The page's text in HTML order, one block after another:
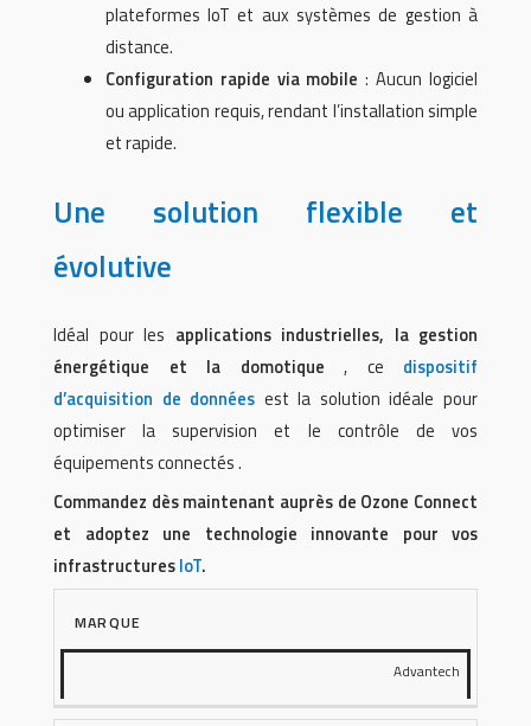
plateformes IoT et aux systèmes de gestion à
distance.
Configuration rapide via mobile : Aucun logiciel
ou application requis, rendant l’installation simple
et rapide.
Une solution flexible et
évolutive
Idéal pour les applications industrielles, la gestion
énergétique et la domotique , ce dispositif
d’acquisition de données est la solution idéale pour
optimiser la supervision et le contrôle de vos
équipements connectés .
Commandez dès maintenant auprès de Ozone Connect
et adoptez une technologie innovante pour vos
infrastructuresIoT.
MARQUE
Advantech